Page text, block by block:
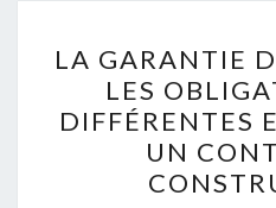
LA GARANTIE
LES
DIFFÉRENTES
UN